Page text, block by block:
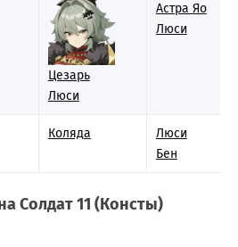
Цезарь
Люси
Астра Яо
Люси
Коляда
Люси
Бен
Солдат 11 (Консты)